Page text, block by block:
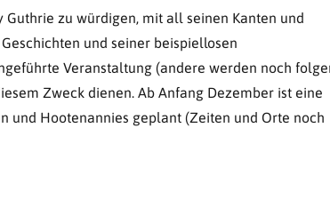
Guthrie zu würdigen, mit all seinen Kanten und
und seiner beispiellosen
Veranstaltung (andere werden noch
Zweck dienen. Ab Anfang Dezember ist eine
und Hootenannies geplant (Zeiten und Orte noch